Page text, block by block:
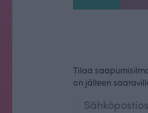
Tilaa
on jälleen